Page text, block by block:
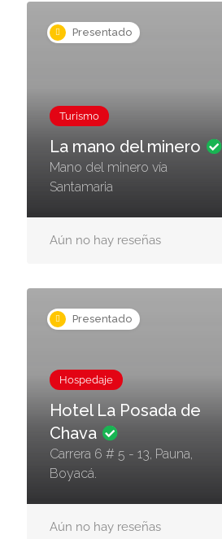
Presentado
Turismo
La mano del minero
Mano del minero vía
Santamaria
Aún no hay reseñas
Presentado
Hospedaje
Hotel La Posada de
Chava
Carrera 6 # 5 - 13, Pauna,
Boyacá.
Aún no hay reseñas